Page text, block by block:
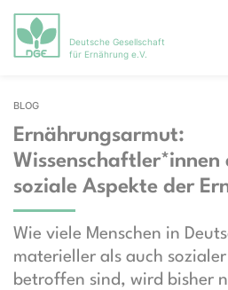
Deutsche Gesellschaft
für Ernährung e.V.
BLOG
Ernährungsarmut:
Wissenschaftler*innen
soziale Aspekte der
Wie viele Menschen in
materieller als auch
betroffen sind, wird bisher